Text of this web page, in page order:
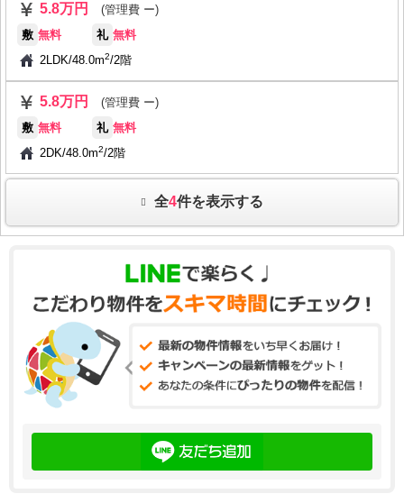
5.8万円
(管理費 ー)
敷 無料 礼 無料
2LDK/48.0m2/2階
5.8万円
(管理費 ー)
敷 無料 礼 無料
2DK/48.0m2/2階
全4件を表示する